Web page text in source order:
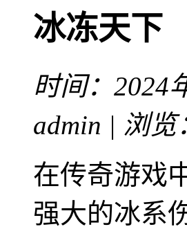
冰冻天下
时间：2024
admin | 浏览
在传奇游戏
强大的冰系